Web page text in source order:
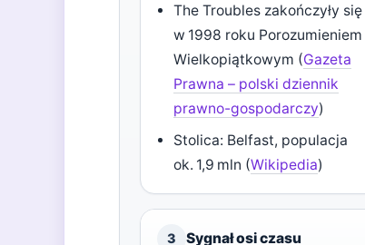
The Troubles zakończyły się
w 1998 roku Porozumieniem
Wielkopiątkowym (Gazeta
Prawna – polski dziennik
prawno-gospodarczy)
Stolica: Belfast, populacja
ok. 1,9 mln (Wikipedia)
3 Sygnał osi czasu